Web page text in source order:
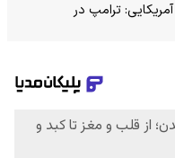
ترامپ در